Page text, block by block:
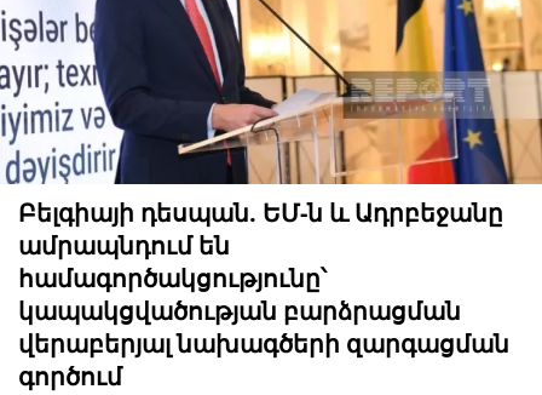
Բելգիայի դեսպան. ԵՄ-ն և Ադրբեջանը
ամրապնդում են
համագործակցությունը՝
կապակցվածության բարձրացման
վերաբերյալ նախագծերի զարգացման
գործում